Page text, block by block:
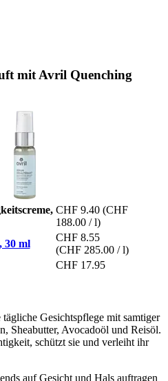
mit Avril Quenching
CHF 9.40 (CHF
188.00 / l)
30 ml
CHF 8.55
(CHF 285.00 / l)
CHF 17.95
Gesichtspflege mit samtiger
Sheabutter, Avocadoöl und Reisöl.
schützt sie und verleiht ihr
auf Gesicht und Hals auftragen